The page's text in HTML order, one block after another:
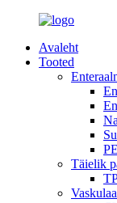
Avaleht
Tooted
Täielik